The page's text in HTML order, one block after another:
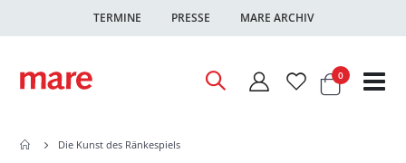
TERMINE PRESSE MARE ARCHIV
Warenkorb
0Artikel
Die Kunst des Ränkespiels